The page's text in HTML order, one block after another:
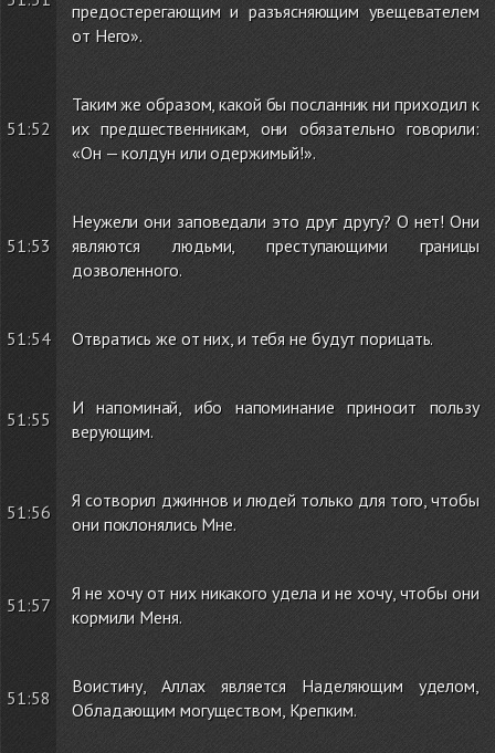
предостерегающим и разъясняющим увещевателем
от Него».
51:52
Таким же образом, какой бы посланник ни приходил к
их предшественникам, они обязательно говорили:
«Он — колдун или одержимый!».
51:53
Неужели они заповедали это друг другу? О нет! Они
являются людьми, преступающими границы
дозволенного.
51:54 Отвратись же от них, и тебя не будут порицать.
51:55
И напоминай, ибо напоминание приносит пользу
верующим.
51:56
Я сотворил джиннов и людей только для того, чтобы
они поклонялись Мне.
51:57
Я не хочу от них никакого удела и не хочу, чтобы они
кормили Меня.
51:58
Воистину, Аллах является Наделяющим уделом,
Обладающим могуществом, Крепким.